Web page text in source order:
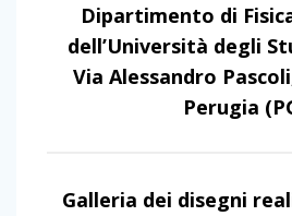
Dipartimento di
dell’Università degli
Via Alessandro
Perugia
Galleria dei disegni